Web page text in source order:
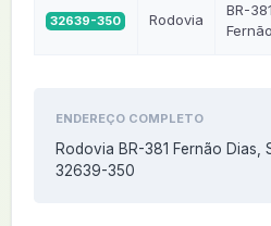
32639-350 Rodovia
BR-381
ENDEREÇO COMPLETO
Rodovia BR-381 Fernão Dias,
32639-350